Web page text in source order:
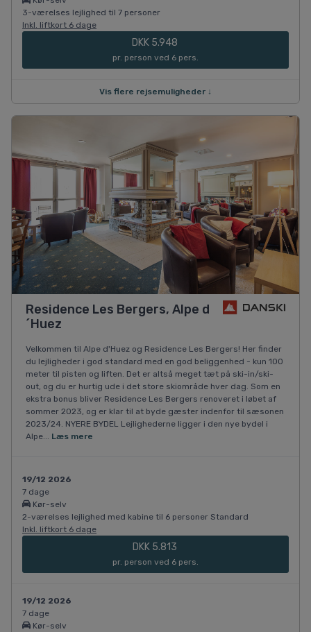
3-værelses lejlighed til 7 personer
Inkl. liftkort 6 dage
DKK 5.948
pr. person ved 6 pers.
Vis flere rejsemuligheder ↓
Residence Les Bergers, Alpe d
´Huez
Velkommen til Alpe d'Huez og Residence Les Bergers! Her finder
du lejligheder i god standard med en god beliggenhed - kun 100
meter til pisten og liften. Det er altså meget tæt på ski-in/ski-
out, og du er hurtig ude i det store skiområde hver dag. Som en
ekstra bonus bliver Residence Les Bergers renoveret i løbet af
sommer 2023, og er klar til at byde gæster indenfor til sæsonen
2023/24. NYERE BYDEL Lejlighederne ligger i den nye bydel i
Alpe... Læs mere
19/12 2026
7 dage
Kør-selv
2-værelses lejlighed med kabine til 6 personer Standard
Inkl. liftkort 6 dage
DKK 5.813
pr. person ved 6 pers.
19/12 2026
7 dage
Kør-selv